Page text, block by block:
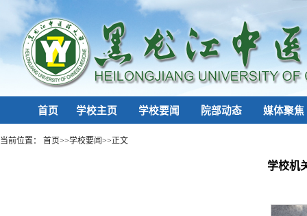
首页 学校主页 学校要闻 院部动态 媒体聚焦
当前位置： 首页>>学校要闻>>正文
学校机